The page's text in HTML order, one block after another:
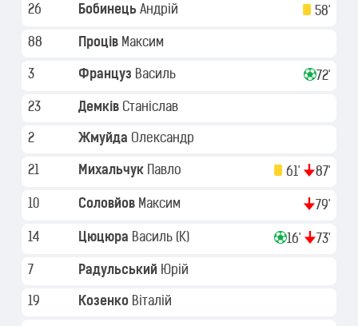
26 Бобинець Андрій 58'
88 Проців Максим
3 Француз Василь 72'
23 Демків Станіслав
2 Жмуйда Олександр
21 Михальчук Павло 61' 87'
10 Соловйов Максим 79'
14 Цюцюра Василь (K) 16' 73'
7 Радульський Юрій
19 Козенко Віталій